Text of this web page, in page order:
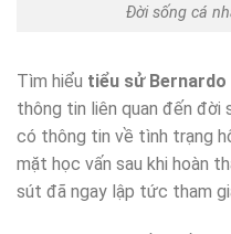
Đời sống cá
Tìm hiểu tiểu sử Bernardo
thông tin liên quan đến đời
có thông tin về tình trạng
mặt học vấn sau khi hoàn
sút đã ngay lập tức tham